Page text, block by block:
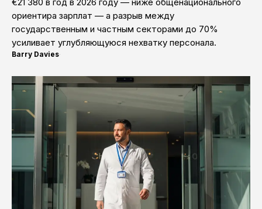
ориентира зарплат — а разрыв между
государственным и частным секторами до 70%
усиливает углубляющуюся нехватку персонала.
Barry Davies·